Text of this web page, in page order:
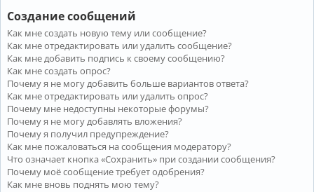
Создание сообщений
Как мне создать новую тему или сообщение?
Как мне отредактировать или удалить сообщение?
Как мне добавить подпись к своему сообщению?
Как мне создать опрос?
Почему я не могу добавить больше вариантов ответа?
Как мне отредактировать или удалить опрос?
Почему мне недоступны некоторые форумы?
Почему я не могу добавлять вложения?
Почему я получил предупреждение?
Как мне пожаловаться на сообщения модератору?
Что означает кнопка «Сохранить» при создании сообщения?
Почему моё сообщение требует одобрения?
Как мне вновь поднять мою тему?